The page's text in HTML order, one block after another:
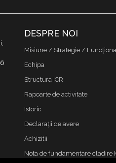
DESPRE NOI
Misiune / Strategie /
Echipa
Structura ICR
Rapoarte de activitate
Istoric
Declaraţii de avere
Achizitii
Nota de fundamentare cladire